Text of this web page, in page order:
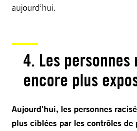
aujourd’hui.
4. Les personnes
encore plus
Aujourd’hui, les personnes
plus ciblées par les contrôles de